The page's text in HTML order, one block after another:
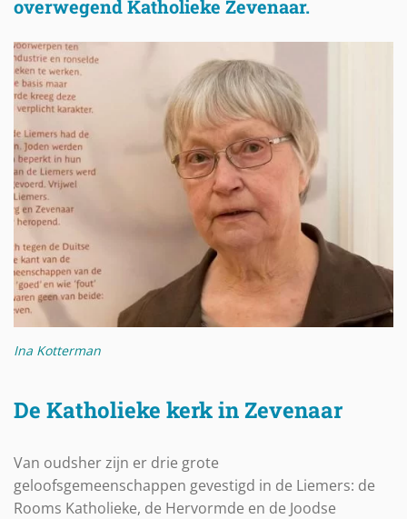
overwegend Katholieke Zevenaar.
Ina Kotterman
De Katholieke kerk in Zevenaar
Van oudsher zijn er drie grote
geloofsgemeenschappen gevestigd in de Liemers: de
Rooms Katholieke, de Hervormde en de Joodse